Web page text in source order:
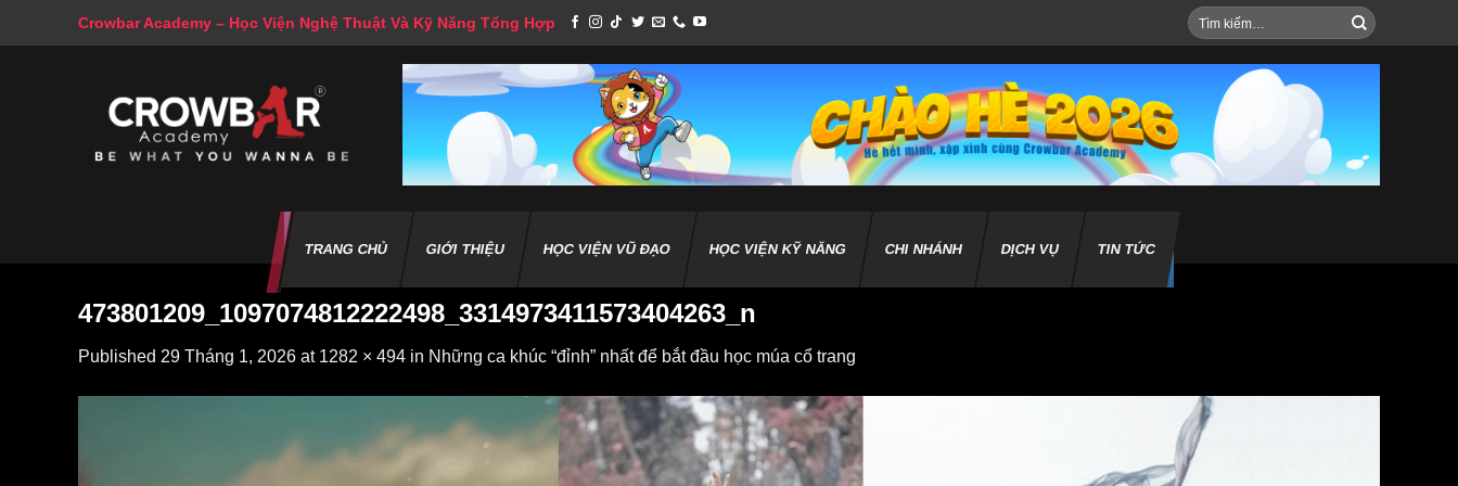
Crowbar Academy – Học Viện Nghệ Thuật Và Kỹ Năng Tổng Hợp
Tìm
kiếm:
TRANG CHỦ GIỚI THIỆU HỌC VIỆN VŨ ĐẠO HỌC VIỆN KỸ NĂNG CHI NHÁNH DỊCH VỤ TIN TỨC
473801209_1097074812222498_3314973411573404263_n
Published 29 Tháng 1, 2026 at 1282 × 494 in Những ca khúc “đỉnh” nhất để bắt đầu học múa cổ trang